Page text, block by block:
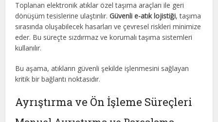
Toplanan elektronik atıklar özel taşıma araçları ile geri
dönüşüm tesislerine ulaştırılır.Güvenli e-atık lojistiği, taşıma
sırasında oluşabilecek hasarları ve çevresel riskleri minimize
eder. Bu süreçte sızdırmaz ve korumalı taşıma sistemleri
kullanılır.
Bu aşama, atıkların güvenli şekilde işlenmesini sağlayan
kritik bir bağlantı noktasıdır.
Ayrıştırma ve Ön İşleme Süreçleri